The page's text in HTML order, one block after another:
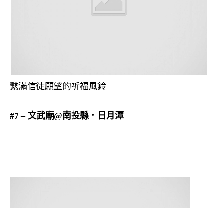
繫滿信徒願望的祈福風鈴
#7 – 文武廟@南投縣．日月潭